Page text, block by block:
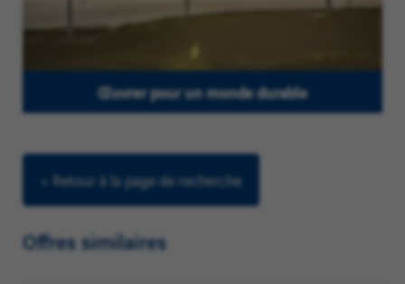
Œuvrer pour un monde durable
< Retour à la page de recherche
Offres similaires